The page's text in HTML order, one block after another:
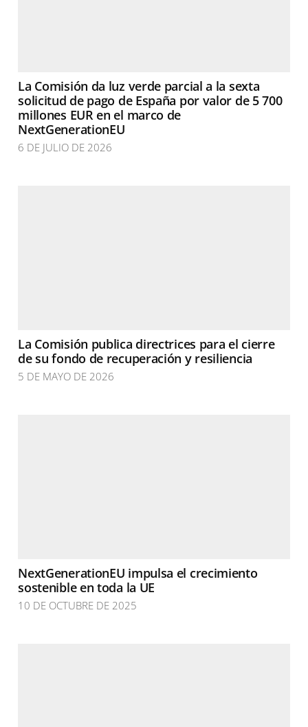
La Comisión da luz verde parcial a la sexta
solicitud de pago de España por valor de 5 700
millones EUR en el marco de
NextGenerationEU
6 DE JULIO DE 2026
La Comisión publica directrices para el cierre
de su fondo de recuperación y resiliencia
5 DE MAYO DE 2026
NextGenerationEU impulsa el crecimiento
sostenible en toda la UE
10 DE OCTUBRE DE 2025